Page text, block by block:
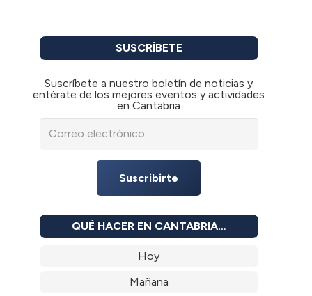
SUSCRÍBETE
Suscríbete a nuestro boletín de noticias y
entérate de los mejores eventos y actividades
en Cantabria
Suscribirte
QUÉ HACER EN CANTABRIA…
Hoy
Mañana